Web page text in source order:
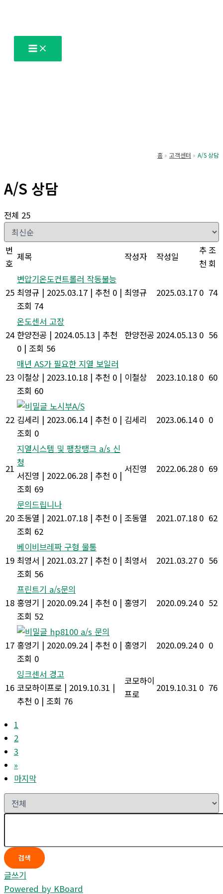
홈 고객센터 A/S 상담
A/S 상담
전체 25
번
호
제목 작성자 작성일
추
천
조
회
25
변압기온도컨트롤러 작동불능
최영규 | 2025.03.17 | 추천 0 |
조회 74
최영규 2025.03.17 0 74
24
온도센서 고장
한양전공 | 2024.05.13 | 추천
0 | 조회 56
한양전공 2024.05.13 0 56
23
매년 AS가 필요한 지열 보일러
이철상 | 2023.10.18 | 추천 0 |
조회 60
이철상 2023.10.18 0 60
22
노시부A/S
김세리 | 2023.06.14 | 추천 0 |
조회 0
김세리 2023.06.14 0 0
21
지열시스템 및 팽창탱크 a/s 신
청
서진영 | 2022.06.28 | 추천 0 |
조회 69
서진영 2022.06.28 0 69
20
문의드립니나
조동열 | 2021.07.18 | 추천 0 |
조회 62
조동열 2021.07.18 0 62
19
베이비브레짜 구형 물통
최영서 | 2021.03.27 | 추천 0 |
조회 56
최영서 2021.03.27 0 56
18
프린트기 a/s문의
홍영기 | 2020.09.24 | 추천 0 |
조회 52
홍영기 2020.09.24 0 52
17
hp8100 a/s 문의
홍영기 | 2020.09.24 | 추천 0 |
조회 0
홍영기 2020.09.24 0 0
16
잉크센서 경고
코모하이프로 | 2019.10.31 |
추천 0 | 조회 76
코모하이
프로
2019.10.31 0 76
1
2
3
»
마지막
검색
글쓰기
Powered by KBoard